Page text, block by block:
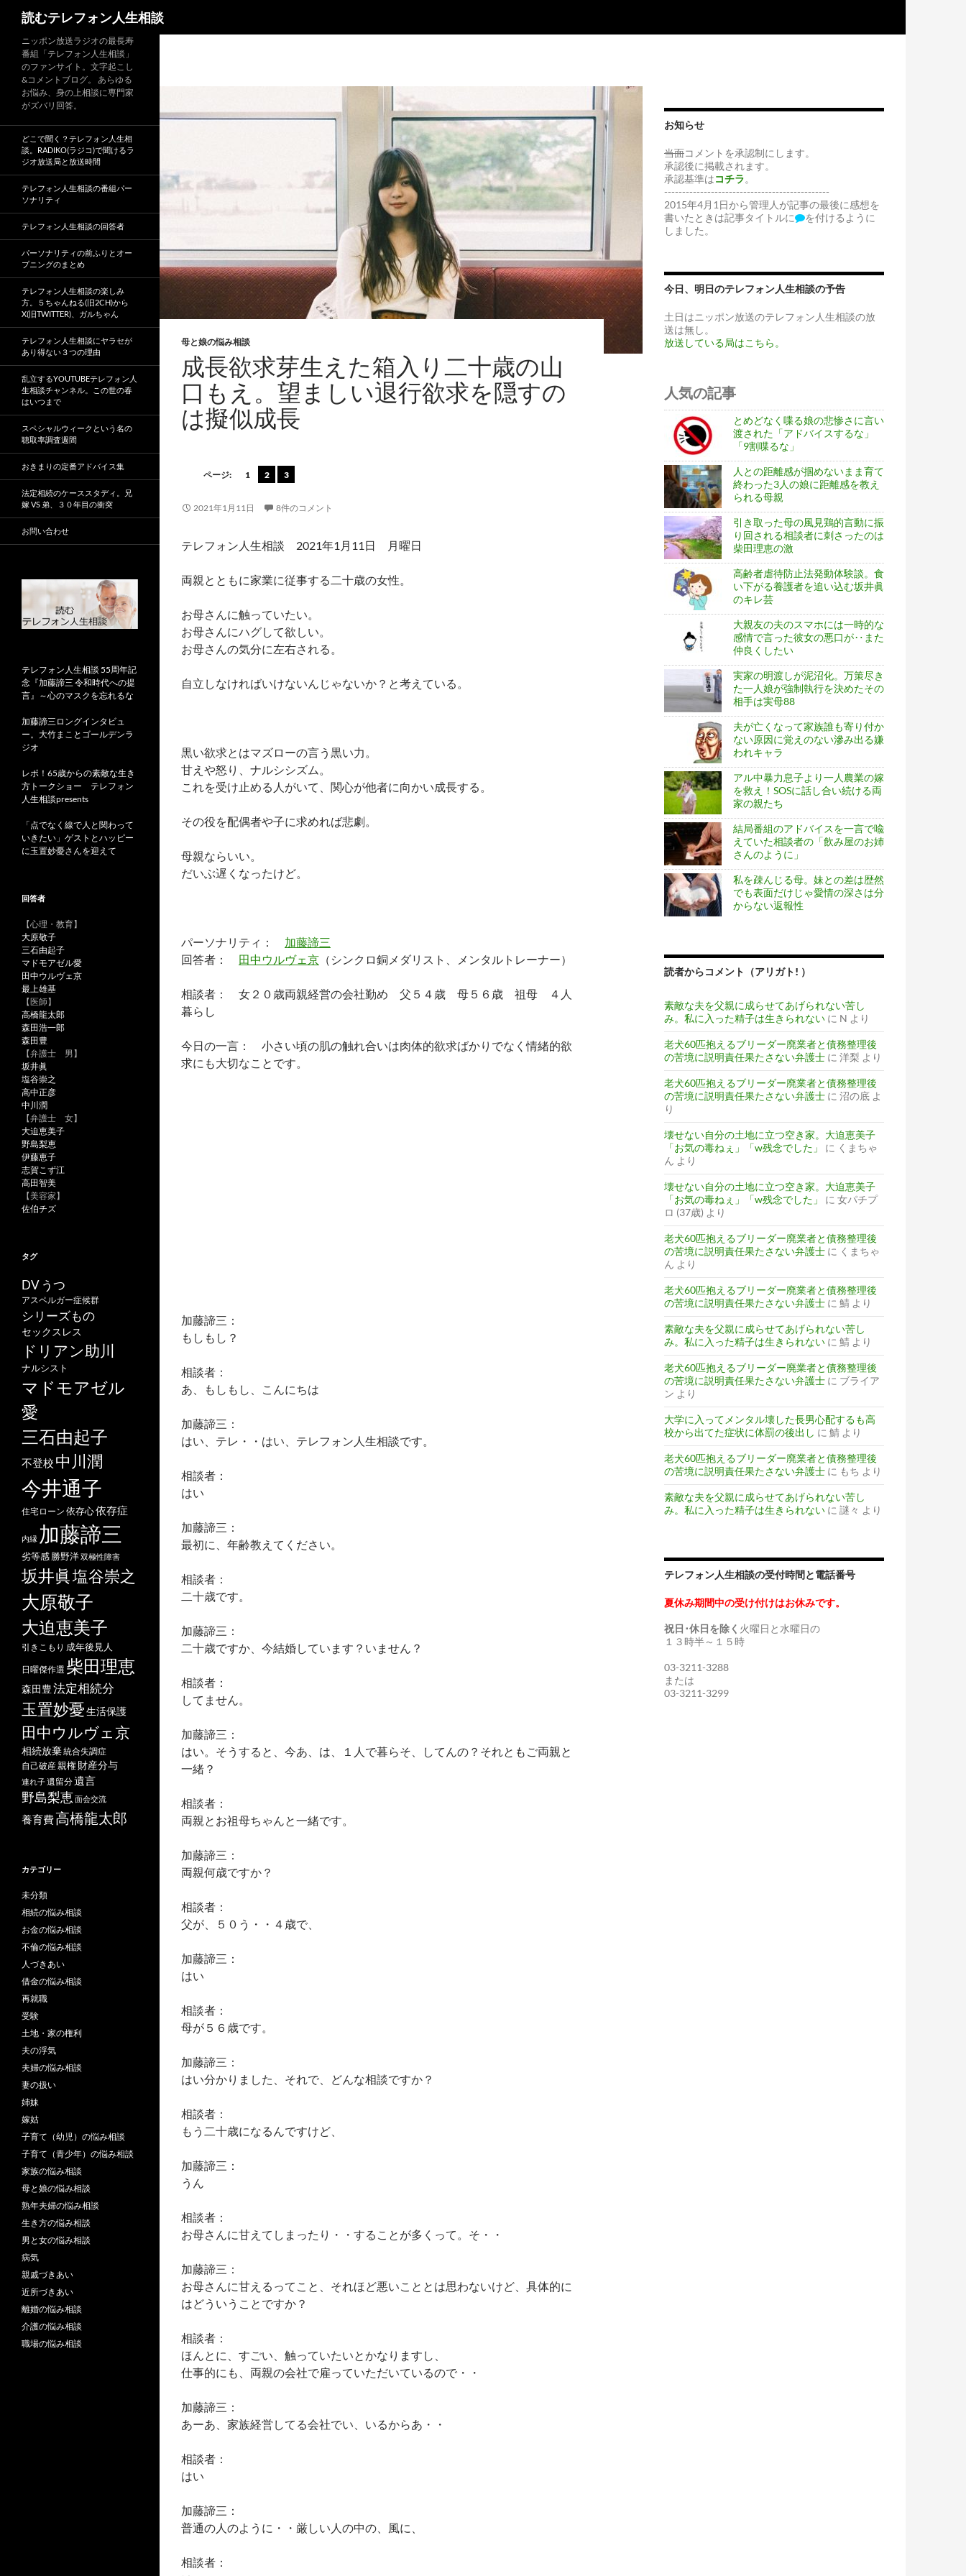
読むテレフォン人生相談
母と娘の悩み相談
成長欲求芽生えた箱入り二十歳の山
口もえ。望ましい退行欲求を隠すの
は擬似成長
ページ: 1 2 3
2021年1月11日 8件のコメント
テレフォン人生相談 2021年1月11日 月曜日
両親とともに家業に従事する二十歳の女性。
お母さんに触っていたい。
お母さんにハグして欲しい。
お母さんの気分に左右される。
自立しなければいけないんじゃないか？と考えている。
黒い欲求とはマズローの言う黒い力。
甘えや怒り、ナルシシズム。
これを受け止める人がいて、関心が他者に向かい成長する。
その役を配偶者や子に求めれば悲劇。
母親ならいい。
だいぶ遅くなったけど。
パーソナリティ： 加藤諦三
回答者： 田中ウルヴェ京 （シンクロ銅メダリスト、メンタルトレーナー）
相談者： 女２０歳両親経営の会社勤め 父５４歳 母５６歳 祖母 ４人
暮らし
今日の一言： 小さい頃の肌の触れ合いは肉体的欲求ばかりでなく情緒的欲
求にも大切なことです。
加藤諦三：
もしもし？
相談者：
あ、もしもし、こんにちは
加藤諦三：
はい、テレ・・はい、テレフォン人生相談です。
相談者：
はい
加藤諦三：
最初に、年齢教えてください。
相談者：
二十歳です。
加藤諦三：
二十歳ですか、今結婚しています？いません？
相談者：
してません。
加藤諦三：
はい。そうすると、今あ、は、１人で暮らそ、してんの？それともご両親と
一緒？
相談者：
両親とお祖母ちゃんと一緒です。
加藤諦三：
両親何歳ですか？
相談者：
父が、５０う・・４歳で、
加藤諦三：
はい
相談者：
母が５６歳です。
加藤諦三：
はい分かりました、それで、どんな相談ですか？
相談者：
もう二十歳になるんですけど、
加藤諦三：
うん
相談者：
お母さんに甘えてしまったり・・することが多くって。そ・・
加藤諦三：
お母さんに甘えるってこと、それほど悪いこととは思わないけど、具体的に
はどういうことですか？
相談者：
ほんとに、すごい、触っていたいとかなりますし、
仕事的にも、両親の会社で雇っていただいているので・・
加藤諦三：
あーあ、家族経営してる会社でい、いるからあ・・
相談者：
はい
加藤諦三：
普通の人のように・・厳しい人の中の、風に、
相談者：
お知らせ
当面コメントを承認制にします。
承認後に掲載されます。
承認基準はコチラ 。
----------------------------------------------
2015年4月1日から管理人が記事の最後に感想を
書いたときは記事タイトルに
を付けるように
しました。
今日、明日のテレフォン人生相談の予告
土日はニッポン放送のテレフォン人生相談の放
送は無し。
放送している局はこちら。
人気の記事
とめどなく喋る娘の悲惨さに言い
渡された「アドバイスするな」
「9割喋るな」
人との距離感が掴めないまま育て
終わった3人の娘に距離感を教え
られる母親
引き取った母の風見鶏的言動に振
り回される相談者に刺さったのは
柴田理恵の激
高齢者虐待防止法発動体験談。食
い下がる養護者を追い込む坂井眞
のキレ芸
大親友の夫のスマホには一時的な
感情で言った彼女の悪口が‥また
仲良くしたい
実家の明渡しが泥沼化。万策尽き
た一人娘が強制執行を決めたその
相手は実母88
夫が亡くなって家族誰も寄り付か
ない原因に覚えのない滲み出る嫌
われキャラ
アル中暴力息子より一人農業の嫁
を救え！SOSに話し合い続ける両
家の親たち
結局番組のアドバイスを一言で喩
えていた相談者の「飲み屋のお姉
さんのように」
私を疎んじる母。妹との差は歴然
でも表面だけじゃ愛情の深さは分
からない返報性
読者からコメント（アリガト! ）
素敵な夫を父親に成らせてあげられない苦し
み。私に入った精子は生きられない に N より
老犬60匹抱えるブリーダー廃業者と債務整理後
の苦境に説明責任果たさない弁護士 に 洋梨 より
老犬60匹抱えるブリーダー廃業者と債務整理後
の苦境に説明責任果たさない弁護士 に 沼の底 よ
り
壊せない自分の土地に立つ空き家。大迫恵美子
「お気の毒ねぇ」「w残念でした」
に くまちゃ
ん より
壊せない自分の土地に立つ空き家。大迫恵美子
「お気の毒ねぇ」「w残念でした」
に 女パチプ
ロ (37歳) より
老犬60匹抱えるブリーダー廃業者と債務整理後
の苦境に説明責任果たさない弁護士 に くまちゃ
ん より
老犬60匹抱えるブリーダー廃業者と債務整理後
の苦境に説明責任果たさない弁護士 に 鯖 より
素敵な夫を父親に成らせてあげられない苦し
み。私に入った精子は生きられない に 鯖 より
老犬60匹抱えるブリーダー廃業者と債務整理後
の苦境に説明責任果たさない弁護士 に ブライア
ン より
大学に入ってメンタル壊した長男心配するも高
校から出てた症状に体罰の後出し に 鯖 より
老犬60匹抱えるブリーダー廃業者と債務整理後
の苦境に説明責任果たさない弁護士 に もち より
素敵な夫を父親に成らせてあげられない苦し
み。私に入った精子は生きられない に 謎々 より
テレフォン人生相談の受付時間と電話番号
夏休み期間中の受け付けはお休みです。
祝日･休日を除く 火曜日と水曜日の
１３時半～１５時
03-3211-3288
または
03-3211-3299
ニッポン放送ラジオの最長寿
番組「テレフォン人生相談」
のファンサイト。文字起こし
&コメントブログ。 あらゆる
お悩み、身の上相談に専門家
がズバリ回答。
どこで聞く？テレフォン人生相
談。RADIKO(ラジコ)で聞けるラ
ジオ放送局と放送時間
テレフォン人生相談の番組パー
ソナリティ
テレフォン人生相談の回答者
パーソナリティの前ふりとオー
プニングのまとめ
テレフォン人生相談の楽しみ
方。５ちゃんねる(旧2CH)から
X(旧TWITTER)、ガルちゃん
テレフォン人生相談にヤラセが
あり得ない３つの理由
乱立するYOUTUBEテレフォン人
生相談チャンネル。この世の春
はいつまで
スペシャルウィークという名の
聴取率調査週間
おきまりの定番アドバイス集
法定相続のケーススタディ。兄
嫁 VS 弟、３０年目の衝突
お問い合わせ
テレフォン人生相談 55周年記
念『加藤諦三 令和時代への提
言』～心のマスクを忘れるな
加藤諦三ロングインタビュ
ー。大竹まことゴールデンラ
ジオ
レポ！65歳からの素敵な生き
方トークショー テレフォン
人生相談presents
「点でなく線で人と関わって
いきたい」ゲストとハッピー
に玉置妙憂さんを迎えて
回答者
【心理・教育】
大原敬子
三石由起子
マドモアゼル愛
田中ウルヴェ京
最上雄基
【医師】
高橋龍太郎
森田浩一郎
森田豊
【弁護士 男】
坂井眞
塩谷崇之
高中正彦
中川潤
【弁護士 女】
大迫恵美子
野島梨恵
伊藤恵子
志賀こず江
高田智美
【美容家】
佐伯チズ
タグ
DV うつ
アスペルガー症候群
シリーズもの
セックスレス
ドリアン助川
ナルシスト
マドモアゼル
愛
三石由起子
不登校 中川潤
今井通子
住宅ローン 依存心依存症
内縁 加藤諦三
劣等感勝野洋双極性障害
坂井眞塩谷崇之
大原敬子
大迫恵美子
引きこもり 成年後見人
日曜傑作選 柴田理恵
森田豊法定相続分
玉置妙憂生活保護
田中ウルヴェ京
相続放棄統合失調症
自己破産親権 財産分与
連れ子遺留分遺言
野島梨恵面会交流
養育費高橋龍太郎
カテゴリー
未分類
相続の悩み相談
お金の悩み相談
不倫の悩み相談
人づきあい
借金の悩み相談
再就職
受験
土地・家の権利
夫の浮気
夫婦の悩み相談
妻の扱い
姉妹
嫁姑
子育て（幼児）の悩み相談
子育て（青少年）の悩み相談
家族の悩み相談
母と娘の悩み相談
熟年夫婦の悩み相談
生き方の悩み相談
男と女の悩み相談
病気
親戚づきあい
近所づきあい
離婚の悩み相談
介護の悩み相談
職場の悩み相談